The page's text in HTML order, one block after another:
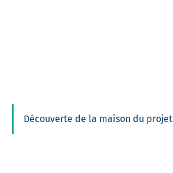
Découverte de la maison du projet